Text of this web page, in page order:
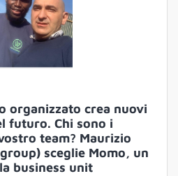
organizzato crea nuovi
futuro. Chi sono i
team? Maurizio
sceglie Momo, un
business unit